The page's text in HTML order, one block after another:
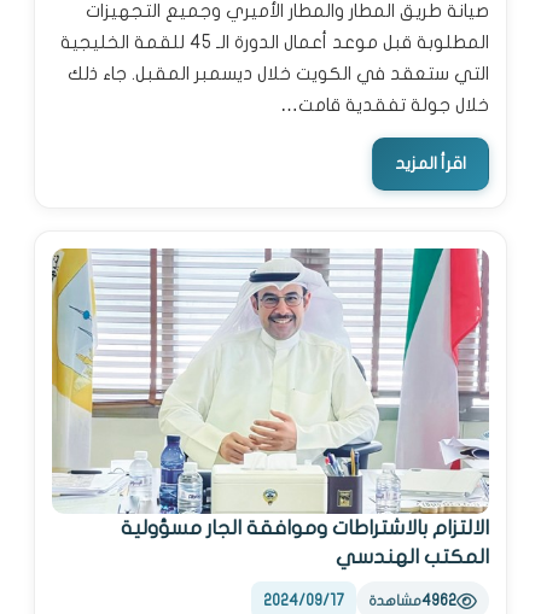
صيانة طريق المطار والمطار الأميري وجميع التجهيزات
المطلوبة قبل موعد أعمال الدورة الـ 45 للقمة الخليجية
التي ستعقد في الكويت خلال ديسمبر المقبل. جاء ذلك
خلال جولة تفقدية قامت…
اقرأ المزيد
الالتزام بالاشتراطات وموافقة الجار مسؤولية
المكتب الهندسي
4962مشاهدة 2024/09/17